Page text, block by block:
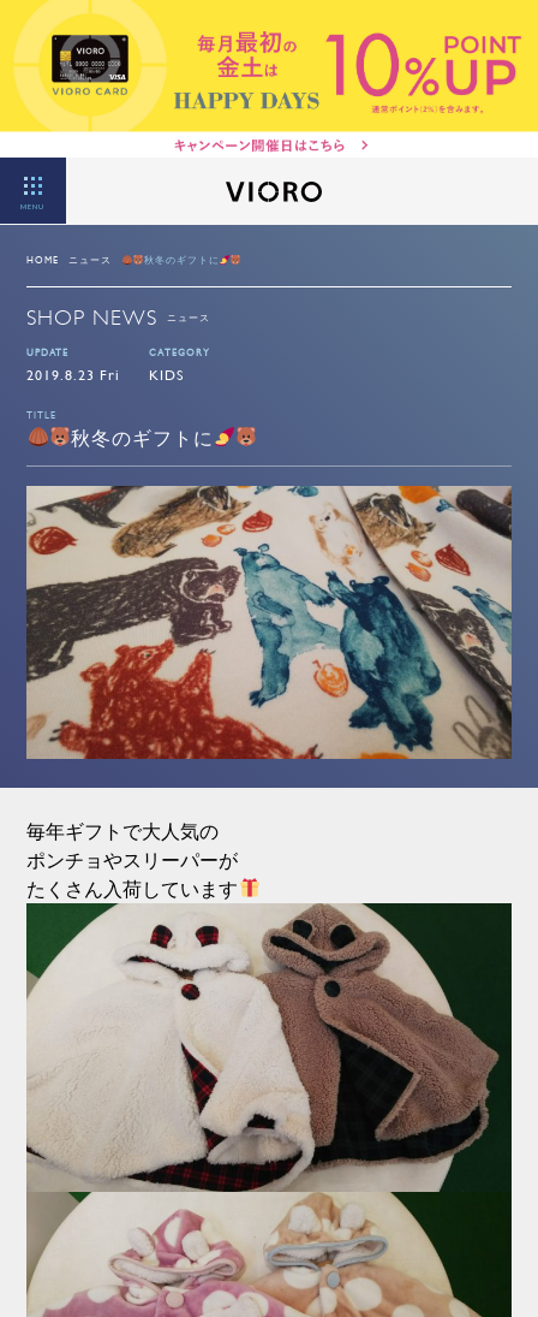
MENU
HOME ニュース 秋冬のギフトに
SHOP NEWS ニュース
UPDATE
2019.8.23 Fri
CATEGORY
KIDS
TITLE
秋冬のギフトに
毎年ギフトで大人気の
ポンチョやスリーパーが
たくさん入荷しています